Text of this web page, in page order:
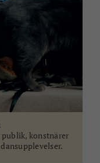
publik, konstnärer